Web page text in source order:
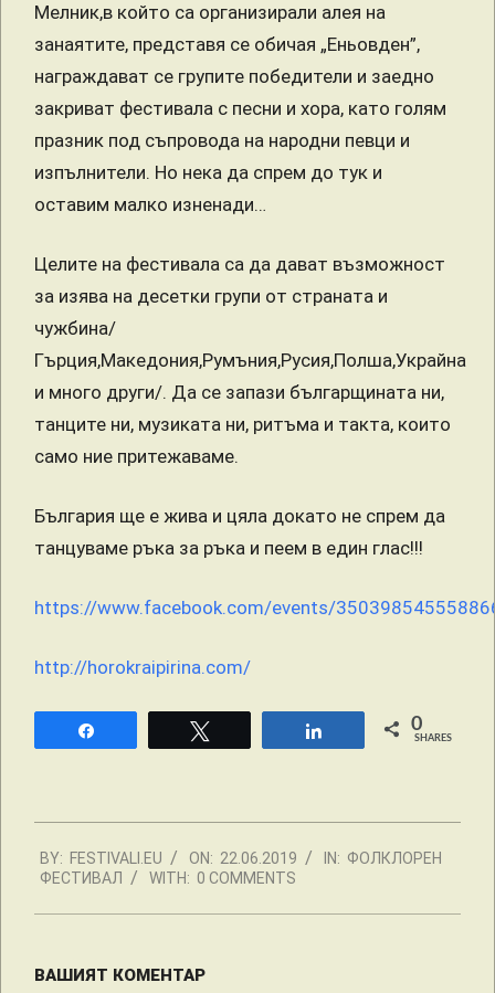
Мелник,в който са организирали алея на
занаятите, представя се обичая „Еньовден”,
награждават се групите победители и заедно
закриват фестивала с песни и хора, като голям
празник под съпровода на народни певци и
изпълнители. Но нека да спрем до тук и
оставим малко изненади…
Целите на фестивала са да дават възможност
за изява на десетки групи от страната и
чужбина/
Гърция,Македония,Румъния,Русия,Полша,Украйна
и много други/. Да се запази българщината ни,
танците ни, музиката ни, ритъма и такта, които
само ние притежаваме.
България ще е жива и цяла докато не спрем да
танцуваме ръка за ръка и пеем в един глас!!!
https://www.facebook.com/events/
http://horokraipirina.com/
0
SHARES
06-
22
BY: FESTIVALI.EU ON: 22.06.2019 IN: ФОЛКЛОРЕН
ФЕСТИВАЛ
WITH: 0 COMMENTS
ВАШИЯТ КОМЕНТАР